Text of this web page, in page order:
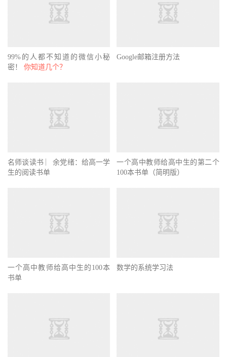
99%的人都不知道的微信小秘
密！ 你知道几个？
Google邮箱注册方法
名师谈读书 ︳余党绪：给高一学
生的阅读书单
一个高中教师给高中生的第二个
100本书单（简明版）
一个高中教师给高中生的100本
书单
数学的系统学习法